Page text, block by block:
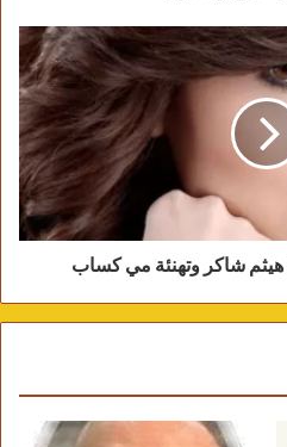
أعطى فائدة كبيرة
فضلاً عن دعم شباب كلية
له دورًا غاية فى الأهمية”.
شاكر وتهنئة مي كساب